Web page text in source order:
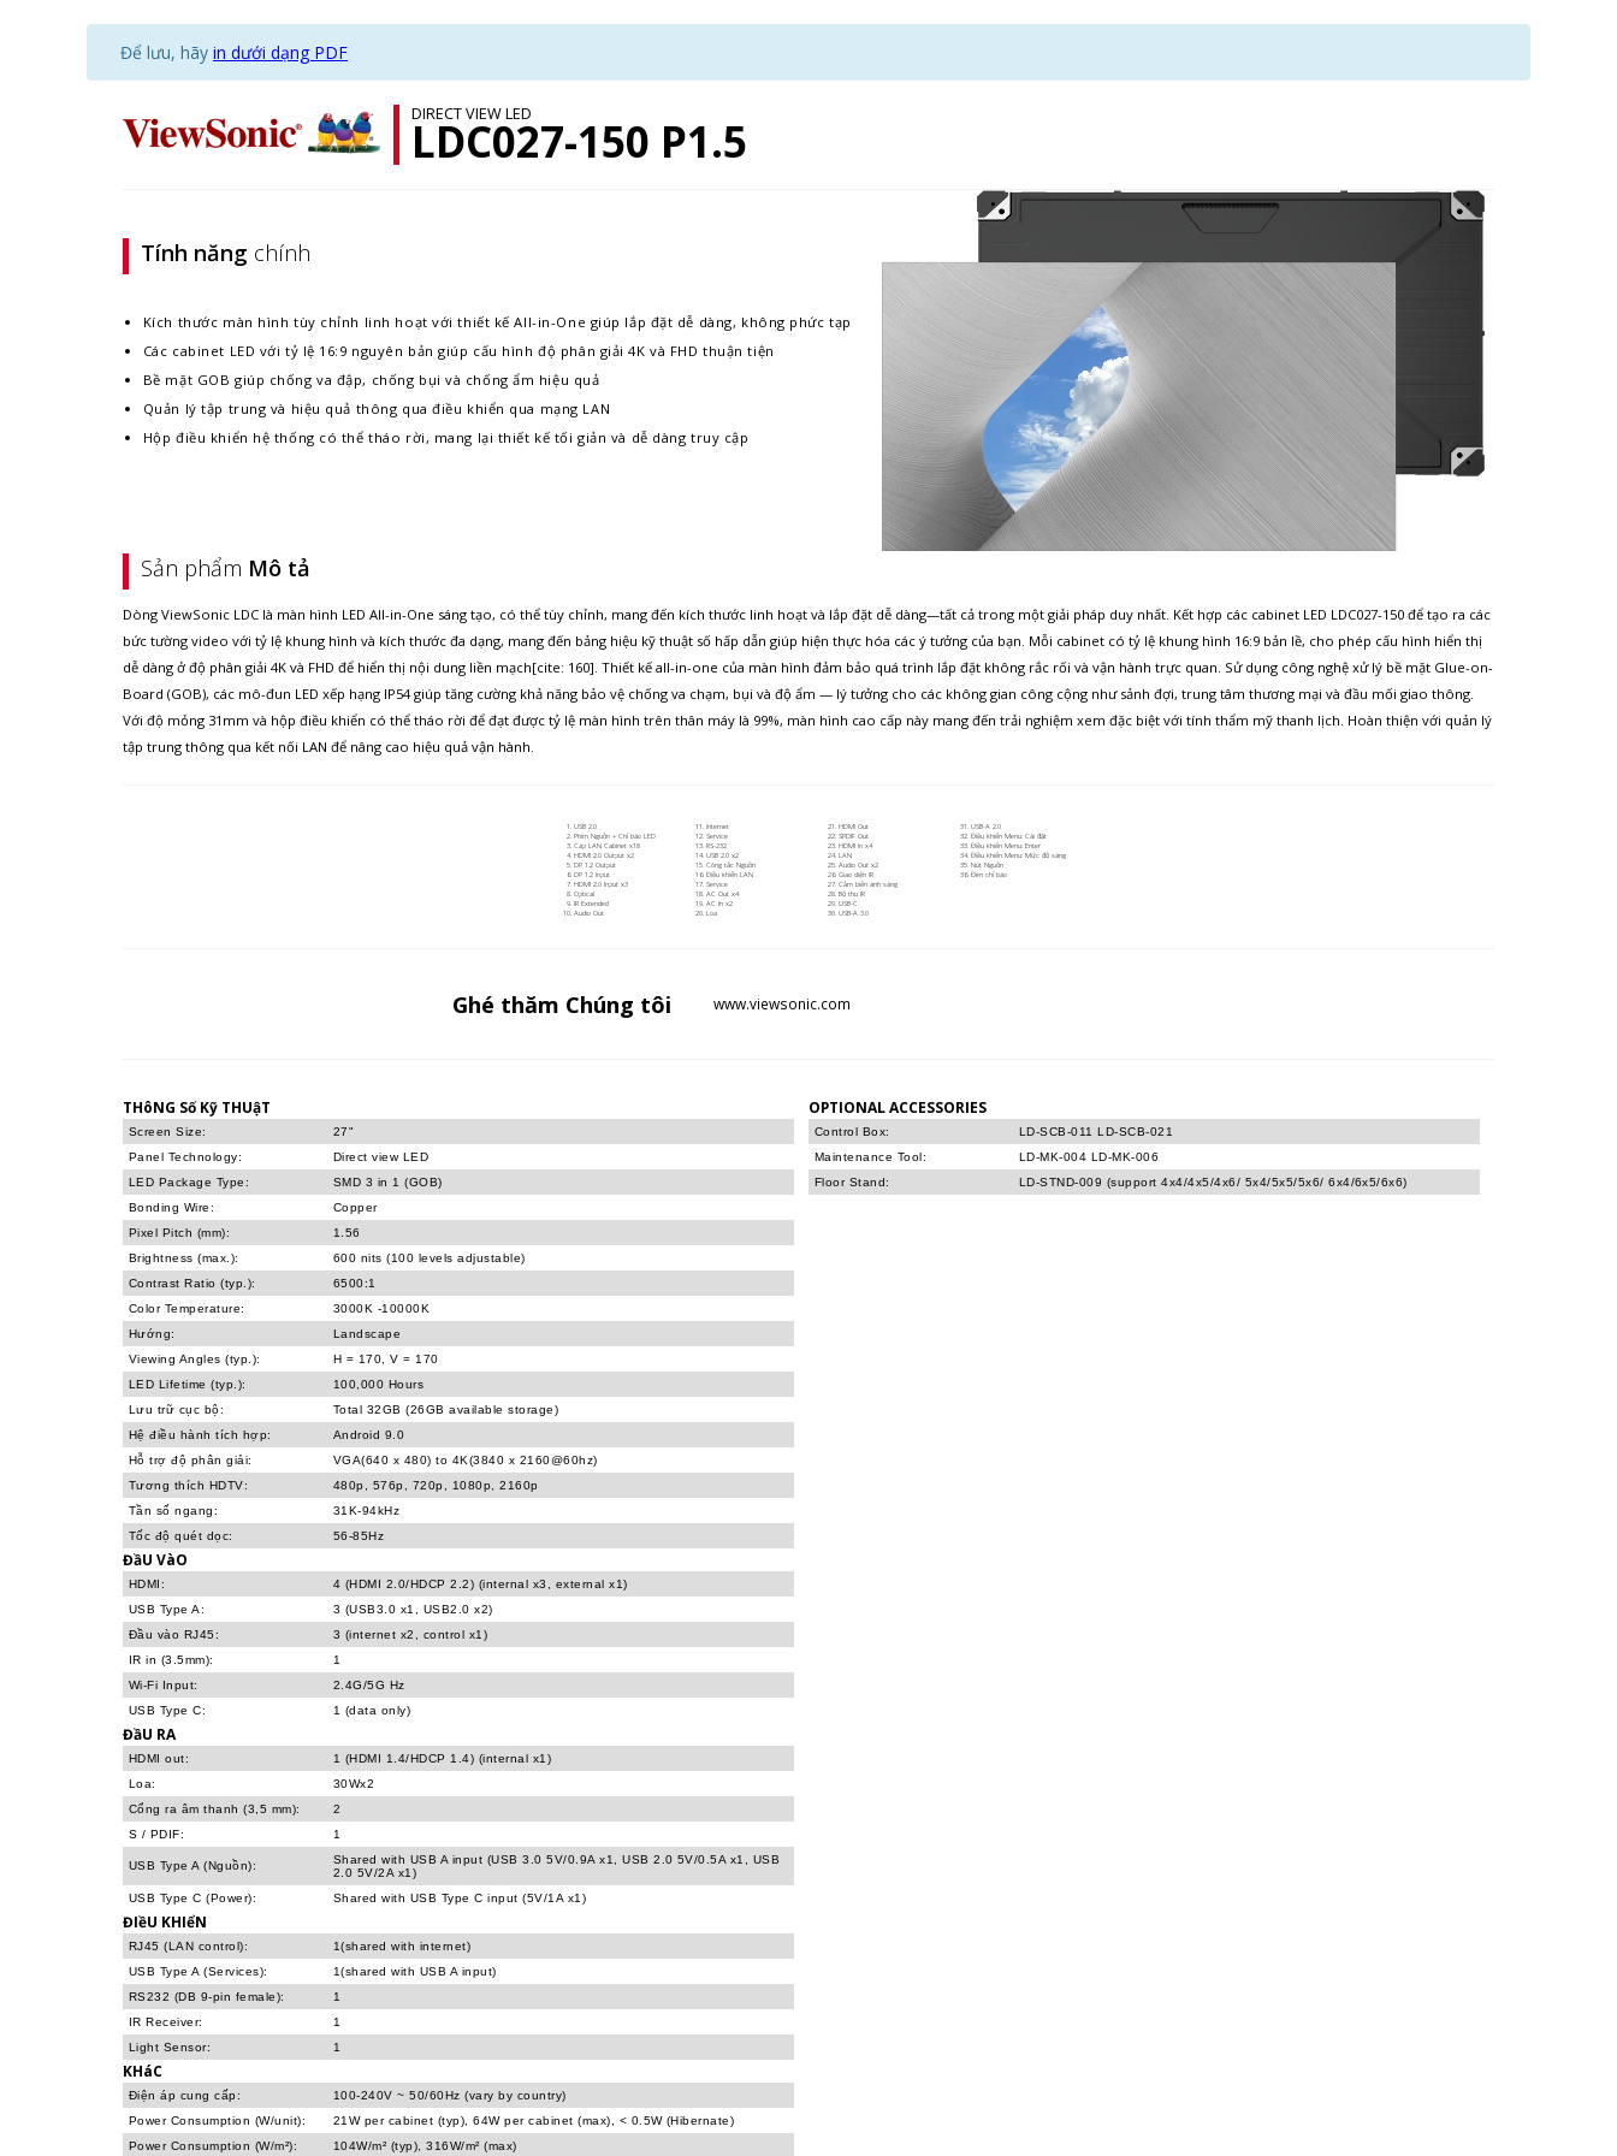
Để lưu, hãy in dưới dạng PDF
DIRECT VIEW LED
LDC027-150 P1.5
Tính năng chính
Kích thước màn hình tùy chỉnh linh hoạt với thiết kế All-in-One giúp lắp đặt dễ dàng, không phức tạp
Các cabinet LED với tỷ lệ 16:9 nguyên bản giúp cấu hình độ phân giải 4K và FHD thuận tiện
Bề mặt GOB giúp chống va đập, chống bụi và chống ẩm hiệu quả
Quản lý tập trung và hiệu quả thông qua điều khiển qua mạng LAN
Hộp điều khiển hệ thống có thể tháo rời, mang lại thiết kế tối giản và dễ dàng truy cập
Sản phẩm Mô tả
Dòng ViewSonic LDC là màn hình LED All-in-One sáng tạo, có thể tùy chỉnh, mang đến kích thước linh hoạt và lắp đặt dễ dàng—tất cả trong một giải pháp duy nhất. Kết hợp các cabinet LED LDC027-150 để tạo ra các
bức tường video với tỷ lệ khung hình và kích thước đa dạng, mang đến bảng hiệu kỹ thuật số hấp dẫn giúp hiện thực hóa các ý tưởng của bạn. Mỗi cabinet có tỷ lệ khung hình 16:9 bản lề, cho phép cấu hình hiển thị
dễ dàng ở độ phân giải 4K và FHD để hiển thị nội dung liền mạch[cite: 160]. Thiết kế all-in-one của màn hình đảm bảo quá trình lắp đặt không rắc rối và vận hành trực quan. Sử dụng công nghệ xử lý bề mặt Glue-on-
Board (GOB), các mô-đun LED xếp hạng IP54 giúp tăng cường khả năng bảo vệ chống va chạm, bụi và độ ẩm — lý tưởng cho các không gian công cộng như sảnh đợi, trung tâm thương mại và đầu mối giao thông.
Với độ mỏng 31mm và hộp điều khiển có thể tháo rời để đạt được tỷ lệ màn hình trên thân máy là 99%, màn hình cao cấp này mang đến trải nghiệm xem đặc biệt với tính thẩm mỹ thanh lịch. Hoàn thiện với quản lý
tập trung thông qua kết nối LAN để nâng cao hiệu quả vận hành.
USB 2.0
Phím Nguồn + Chỉ báo LED
Cáp LAN Cabinet x18
HDMI 2.0 Output x2
DP 1.2 Output
DP 1.2 Input
HDMI 2.0 Input x3
Optical
IR Extended
Audio Out
Internet
Service
RS-232
USB 2.0 x2
Công tắc Nguồn
Điều khiển LAN
Service
AC Out x4
AC In x2
Loa
HDMI Out
SPDIF Out
HDMI In x4
LAN
Audio Out x2
Giao diện IR
Cảm biến ánh sáng
Bộ thu IR
USB-C
USB-A 3.0
USB-A 2.0
Điều khiển Menu: Cài đặt
Điều khiển Menu: Enter
Điều khiển Menu: Mức độ sáng
Nút Nguồn
Đèn chỉ báo
Ghé thăm Chúng tôi www.viewsonic.com
THôNG Số Kỹ THUậT
Screen Size:
27"
Panel Technology:
Direct view LED
LED Package Type:
SMD 3 in 1 (GOB)
Bonding Wire:
Copper
Pixel Pitch (mm):
1.56
Brightness (max.):
600 nits (100 levels adjustable)
Contrast Ratio (typ.):
6500:1
Color Temperature:
3000K -10000K
Hướng:
Landscape
Viewing Angles (typ.):
H = 170, V = 170
LED Lifetime (typ.):
100,000 Hours
Lưu trữ cục bộ:
Total 32GB (26GB available storage)
Hệ điều hành tích hợp:
Android 9.0
Hỗ trợ độ phân giải:
VGA(640 x 480) to 4K(3840 x 2160@60hz)
Tương thích HDTV:
480p, 576p, 720p, 1080p, 2160p
Tần số ngang:
31K-94kHz
Tốc độ quét dọc:
56-85Hz
ĐầU VàO
HDMI:
4 (HDMI 2.0/HDCP 2.2) (internal x3, external x1)
USB Type A:
3 (USB3.0 x1, USB2.0 x2)
Đầu vào RJ45:
3 (internet x2, control x1)
IR in (3.5mm):
1
Wi-Fi Input:
2.4G/5G Hz
USB Type C:
1 (data only)
ĐầU RA
HDMI out:
1 (HDMI 1.4/HDCP 1.4) (internal x1)
Loa:
30Wx2
Cổng ra âm thanh (3,5 mm):
2
S / PDIF:
1
USB Type A (Nguồn):
Shared with USB A input (USB 3.0 5V/0.9A x1, USB 2.0 5V/0.5A x1, USB
2.0 5V/2A x1)
USB Type C (Power):
Shared with USB Type C input (5V/1A x1)
ĐIềU KHIểN
RJ45 (LAN control):
1(shared with internet)
USB Type A (Services):
1(shared with USB A input)
RS232 (DB 9-pin female):
1
IR Receiver:
1
Light Sensor:
1
KHáC
Điện áp cung cấp:
100-240V ~ 50/60Hz (vary by country)
Power Consumption (W/unit):
21W per cabinet (typ), 64W per cabinet (max), < 0.5W (Hibernate)
Power Consumption (W/m²):
104W/m² (typ), 316W/m² (max)
OPTIONAL ACCESSORIES
Control Box:
LD-SCB-011 LD-SCB-021
Maintenance Tool:
LD-MK-004 LD-MK-006
Floor Stand:
LD-STND-009 (support 4x4/4x5/4x6/ 5x4/5x5/5x6/ 6x4/6x5/6x6)